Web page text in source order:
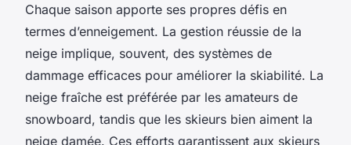
Chaque saison apporte ses propres défis en
termes d’enneigement. La gestion réussie de la
neige implique, souvent, des systèmes de
dammage efficaces pour améliorer la skiabilité. La
neige fraîche est préférée par les amateurs de
snowboard, tandis que les skieurs bien aiment la
neige damée. Ces efforts garantissent aux skieurs